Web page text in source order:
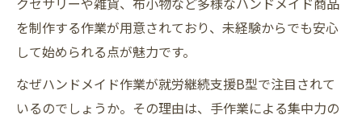
就労継続支援B型で重視すべきサポート体制
とは
通いやすさを考慮した就労継続支援B型事業
所の選び方
を制作する作業が用意されており、未経験からでも安心
して始められる点が魅力です。
なぜハンドメイド作業が就労継続支援B型で注目されて
いるのでしょうか。その理由は、手作業による集中力の